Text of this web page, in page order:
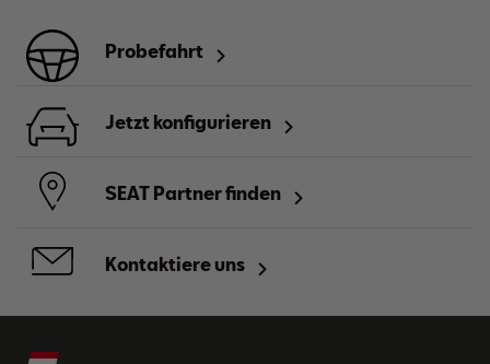
Probefahrt
Jetzt konfigurieren
SEAT Partner finden
Kontaktiere uns